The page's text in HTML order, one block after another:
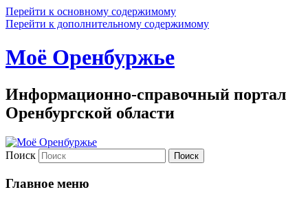
Перейти к основному содержимому
Перейти к дополнительному содержимому
Моё Оренбуржье
Информационно-справочный портал
Оренбургской области
Поиск
Главное меню